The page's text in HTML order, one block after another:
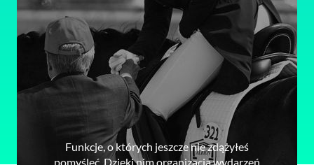
Funkcje, o których jeszcze nie zdążyłeś
pomyśleć. Dzięki nim organizacja wydarzeń